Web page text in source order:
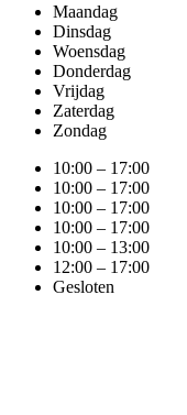
Maandag
Dinsdag
Woensdag
Donderdag
Vrijdag
Zaterdag
Zondag
10:00 – 17:00
10:00 – 17:00
10:00 – 17:00
10:00 – 17:00
10:00 – 13:00
12:00 – 17:00
Gesloten